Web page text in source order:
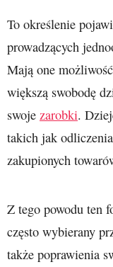
To określenie
prowadzących
Mają one
większą swobodę
swoje zarobki.
takich jak
zakupionych
Z tego powodu ten
często wybierany
także poprawienia